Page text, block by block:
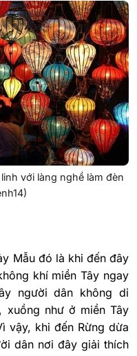
với làng nghề làm đèn
Mẫu đó là khi đến đây
khí miền Tây ngay
người dân không di
xuồng như ở miền Tây
vậy, khi đến Rừng dừa
dân nơi đây giải thích